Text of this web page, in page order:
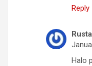
Reply
Halo